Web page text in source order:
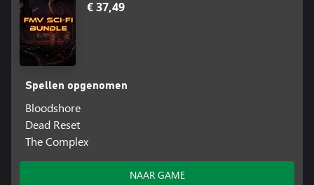
€ 37,49
Spellen opgenomen
Bloodshore
Dead Reset
The Complex
NAAR GAME